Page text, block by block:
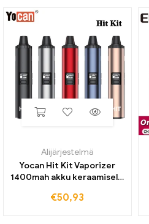
Alijärjestelmä
Yocan Hit Kit Vaporizer
1400mah akku keraamisella
näyttö sähkösavuke vape
€50,93